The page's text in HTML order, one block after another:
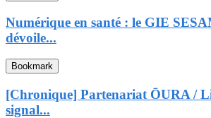
Numérique en santé : le GIE
dévoile...
Bookmark
[Chronique] Partenariat ŌURA /
signal...